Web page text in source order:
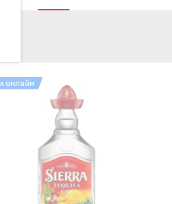
онлайн